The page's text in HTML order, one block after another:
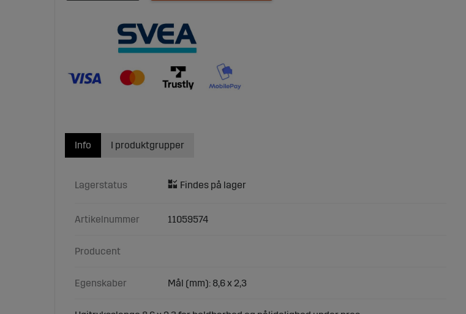
Info
Lagerstatus
Artikelnummer 11059574
Producent
Egenskaber Mål (mm): 8,6 x 2,3
I produktgrupper